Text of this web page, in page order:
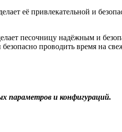
её привлекательной и
песочницу надёжным и
проводить время на
параметров и конфигураций.